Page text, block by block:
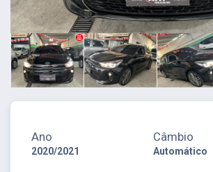
Ano
2020/2021
Câmbio
Automático